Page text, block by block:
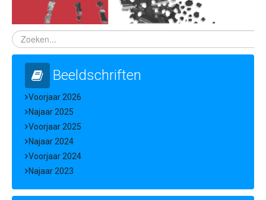
Beeldschriften
Voorjaar 2026
Najaar 2025
Voorjaar 2025
Najaar 2024
Voorjaar 2024
Najaar 2023